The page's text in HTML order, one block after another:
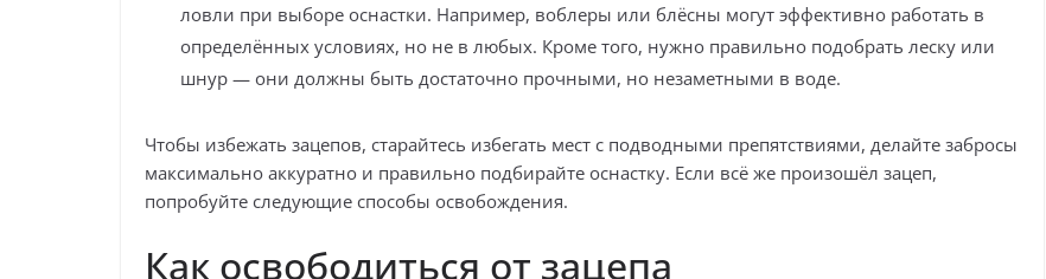
ловли при выборе оснастки. Например, воблеры или блёсны могут эффективно работать в
определённых условиях, но не в любых. Кроме того, нужно правильно подобрать леску или
шнур — они должны быть достаточно прочными, но незаметными в воде.
Чтобы избежать зацепов, старайтесь избегать мест с подводными препятствиями, делайте забросы
максимально аккуратно и правильно подбирайте оснастку. Если всё же произошёл зацеп,
попробуйте следующие способы освобождения.
Как освободиться от зацепа